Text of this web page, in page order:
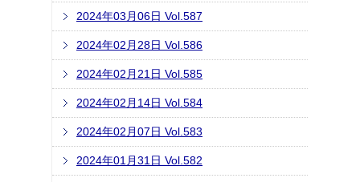
2024年03月06日 Vol.587
2024年02月28日 Vol.586
2024年02月21日 Vol.585
2024年02月14日 Vol.584
2024年02月07日 Vol.583
2024年01月31日 Vol.582